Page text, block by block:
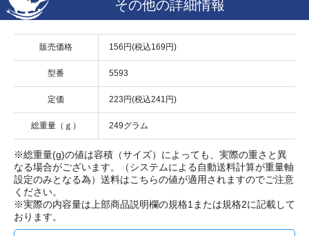
その他の詳細情報
販売価格 156円(税込169円)
型番 5593
定価 223円(税込241円)
総重量（ｇ） 249グラム
※総重量(g)の値は容積（サイズ）によっても、実際の重さと異
なる場合がございます。（システムによる自動送料計算が重量軸
設定のみとなる為）送料はこちらの値が適用されますのでご注意
ください。
※実際の内容量は上部商品説明欄の規格1または規格2に記載して
おります。